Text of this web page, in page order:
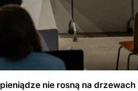
pieniądze nie rosną na drzewach